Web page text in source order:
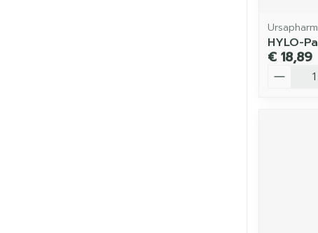
Ursapharm
HYLO-
€ 18,89